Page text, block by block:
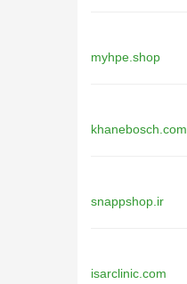
myhpe.shop
khanebosch.com
snappshop.ir
isarclinic.com